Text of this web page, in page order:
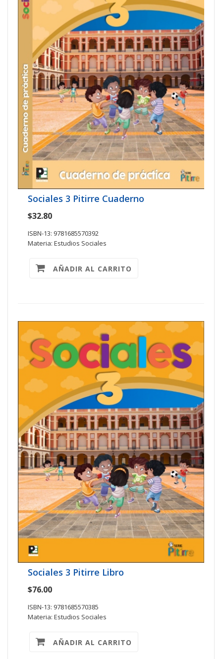
Sociales 3 Pitirre Cuaderno
$32.80
ISBN-13: 9781685570392
Materia: Estudios Sociales
AÑADIR AL CARRITO
Sociales 3 Pitirre Libro
$76.00
ISBN-13: 9781685570385
Materia: Estudios Sociales
AÑADIR AL CARRITO